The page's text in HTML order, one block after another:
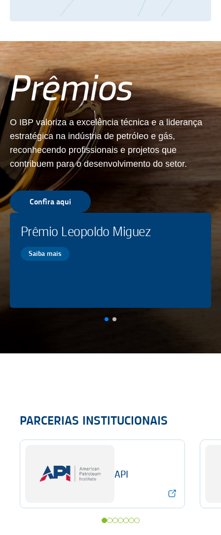
Prêmios
O IBP valoriza a excelência técnica e a liderança
estratégica na indústria de petróleo e gás,
reconhecendo profissionais e projetos que
contribuem para o desenvolvimento do setor.
Confira aqui
Prêmio Leopoldo Miguez
Saiba mais
PARCERIAS INSTITUCIONAIS
API